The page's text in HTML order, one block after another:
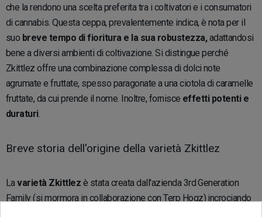
che la rendono una scelta preferita tra i coltivatori e i consumatori
di cannabis. Questa ceppa, prevalentemente indica, è nota per il
suo breve tempo di fioritura e la sua robustezza,adattandosi
bene a diversi ambienti di coltivazione. Si distingue perché
Zkittlez offre una combinazione complessa di dolci note
agrumate e fruttate, spesso paragonate a una ciotola di caramelle
fruttate, da cui prende il nome. Inoltre, fornisce effetti potenti e
duraturi.
Breve storia dell'origine della varietà Zkittlez
Lavarietà Zkittlez è stata creata dall'azienda 3rd Generation
Family (si mormora in collaborazione con Terp Hogz) incrociando